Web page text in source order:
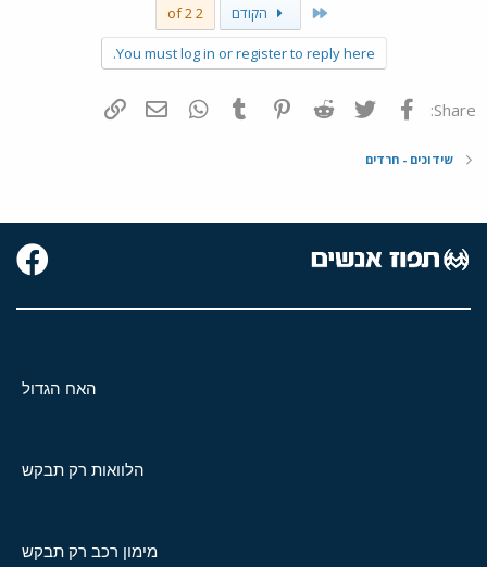
First הקודם 2 of 2
You must log in or register to reply here.
Share: פייסבוק Twitter
Reddit
Pinterest
Tumblr
WhatsAppדואר אלקטרוני
שידוכים - חרדים
האח הגדול
הלוואות רק תבקש
מימון רכב רק תבקש